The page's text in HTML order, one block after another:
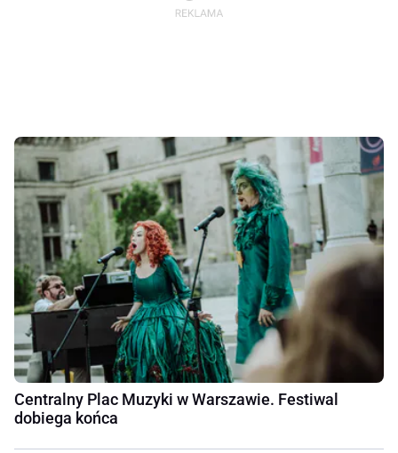
Centralny Plac Muzyki w Warszawie. Festiwal
dobiega końca